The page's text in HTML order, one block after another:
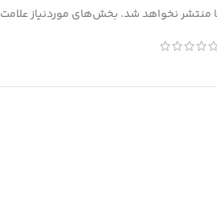
منتشر نخواهد شد. بخش‌های موردنیاز